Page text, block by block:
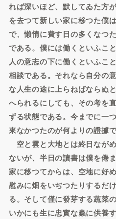
れば深いほど、默してゐた方
を去つて新しい家に移つた僕
で、懶惰に費す日の多くなつ
である。僕には働くといふこ
人の意志の下に働くといふこ
相談である。それなら自分の
な人生の途に上らねばならぬ
へられるにしても、その考を
ずる状態である。今までに一
來なかつたのが何よりの證據で
空と雲と大地とは終日なが
ないが、半日の讀書は僕を倦
家に移つてからは、空地に好
慰みに畑をいぢつたりするだ
る。そして僅に發芽する蔬菜
いかにも生に忠實な蟲に供養